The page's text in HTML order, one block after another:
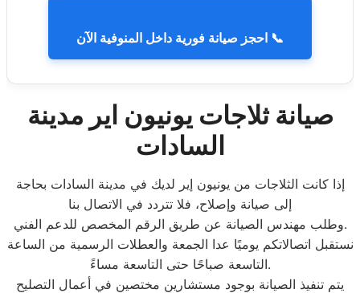
📞 احجز صيانة فورية داخل المنوفية الآن
صيانة ثلاجات يونيون اير مدينة
السادات
إذا كانت الثلاجات من يونيون إير لديك في مدينة السادات بحاجة
إلى صيانة وإصلاح، فلا تتردد في الاتصال بنا
وطلب مهندس الصيانة عن طريق الرقم المخصص للدعم الفني.
نستقبل اتصالاتكم يوميًا عدا الجمعة والعطلات الرسمية من الساعة
التاسعة صباحًا حتى التاسعة مساءً.
يتم تنفيذ الصيانة بوجود مستشارين مختصين في أعمال التصليح